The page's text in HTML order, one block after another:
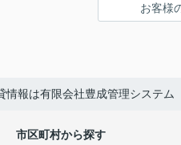
お客様
情報は有限会社豊成管理システム
市区町村から探す